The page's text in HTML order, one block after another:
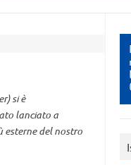
si è
lanciato a
del nostro